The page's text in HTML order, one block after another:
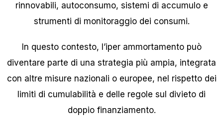
rinnovabili, autoconsumo, sistemi di accumulo e
strumenti di monitoraggio dei consumi.
In questo contesto, l’iper ammortamento può
diventare parte di una strategia più ampia, integrata
con altre misure nazionali o europee, nel rispetto dei
limiti di cumulabilità e delle regole sul divieto di
doppio finanziamento.